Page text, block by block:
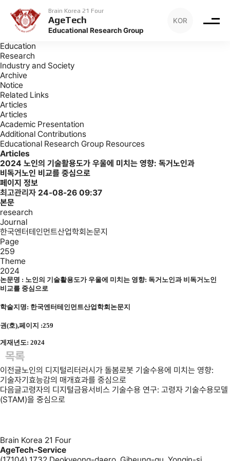
Brain Korea 21 Four
AgeTech
Educational Research Group
KOR
Archive
Archive
Education
Research
Industry and Society
Archive
Notice
Related Links
Articles
Articles
Academic Presentation
Additional Contributions
Educational Research Group Resources
Articles
2024 노인의 기술활용도가 우울에 미치는 영향: 독거노인과
비독거노인 비교를 중심으로
페이지 정보
최고관리자 24-08-26 09:37
본문
research
Journal
한국엔터테인먼트산업학회논문지
Page
259
Theme
2024
논문명 : 노인의 기술활용도가 우울에 미치는 영향: 독거노인과 비독거노인
비교를 중심으로
학술지명: 한국엔터테인먼트산업학회논문지
권(호),페이지 :259
게재년도: 2024
목록
이전글노인의 디지털리터러시가 돌봄로봇 기술수용에 미치는 영향:
기술자기효능감의 매개효과를 중심으로
다음글고령자의 디지털금융서비스 기술수용 연구: 고령자 기술수용모델
(STAM)을 중심으로
Brain Korea 21 Four
AgeTech-Service